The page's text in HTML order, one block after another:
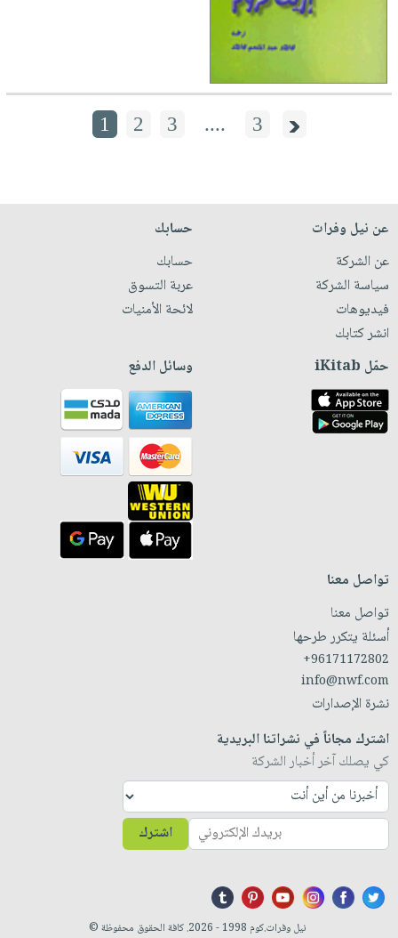
1 2 3 .... 3
عن نيل وفرات
عن الشركة
سياسة الشركة
فيديوهات
انشر كتابك
حسابك
حسابك
عربة التسوق
لائحة الأمنيات
حمّل iKitab وسائل الدفع
تواصل معنا
تواصل معنا
أسئلة يتكرر طرحها
+96171172802
info@nwf.com
نشرة الإصدارات
اشترك مجاناً في نشراتنا البريدية
كي يصلك آخر أخبار الشركة
اشترك
نيل وفرات.كوم 1998 - 2026. كافة الحقوق محفوظة ©